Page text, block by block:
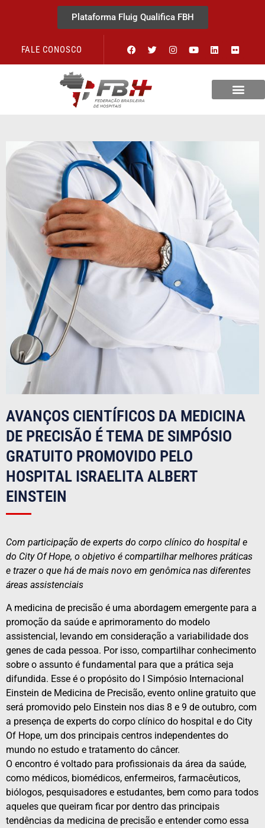
Plataforma Fluig Qualifica FBH
FALE CONOSCO
AVANÇOS CIENTÍFICOS DA MEDICINA
DE PRECISÃO É TEMA DE SIMPÓSIO
GRATUITO PROMOVIDO PELO
HOSPITAL ISRAELITA ALBERT
EINSTEIN
Com participação de experts do corpo clínico do hospital e
do City Of Hope, o objetivo é compartilhar melhores práticas
e trazer o que há de mais novo em genômica nas diferentes
áreas assistenciais
A medicina de precisão é uma abordagem emergente para a
promoção da saúde e aprimoramento do modelo
assistencial, levando em consideração a variabilidade dos
genes de cada pessoa. Por isso, compartilhar conhecimento
sobre o assunto é fundamental para que a prática seja
difundida. Esse é o propósito do I Simpósio Internacional
Einstein de Medicina de Precisão, evento online gratuito que
será promovido pelo Einstein nos dias 8 e 9 de outubro, com
a presença de experts do corpo clínico do hospital e do City
Of Hope, um dos principais centros independentes do
mundo no estudo e tratamento do câncer.
O encontro é voltado para profissionais da área da saúde,
como médicos, biomédicos, enfermeiros, farmacêuticos,
biólogos, pesquisadores e estudantes, bem como para todos
aqueles que queiram ficar por dentro das principais
tendências da medicina de precisão e entender como essa